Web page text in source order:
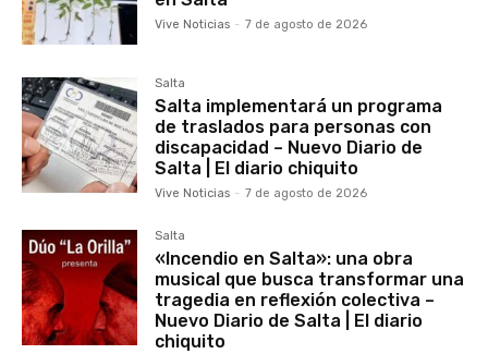
Vive Noticias - 7 de agosto de 2026
Salta
Salta implementará un programa
de traslados para personas con
discapacidad – Nuevo Diario de
Salta | El diario chiquito
Vive Noticias - 7 de agosto de 2026
Salta
«Incendio en Salta»: una obra
musical que busca transformar una
tragedia en reflexión colectiva –
Nuevo Diario de Salta | El diario
chiquito